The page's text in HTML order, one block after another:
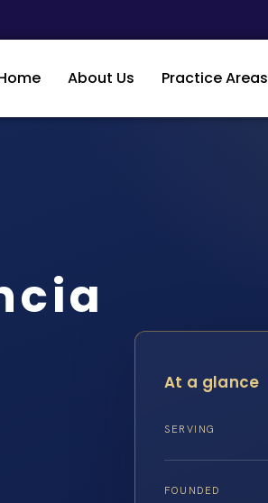
About Us Practice Areas
At a glance
SERVING
FOUNDED